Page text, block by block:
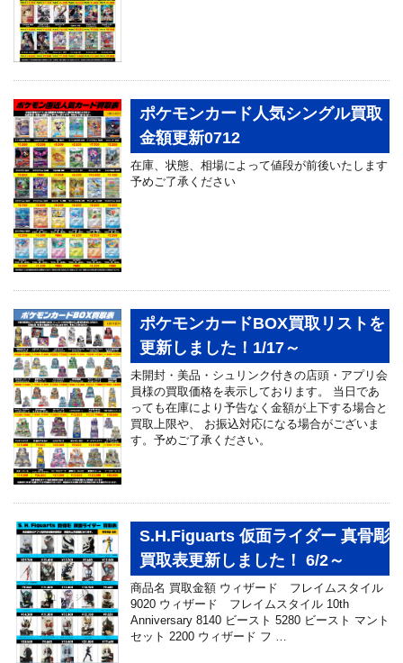
ポケモンカード人気シングル買取
金額更新0712
在庫、状態、相場によって値段が前後いたします
予めご了承ください
ポケモンカードBOX買取リストを
更新しました！1/17～
未開封・美品・シュリンク付きの店頭・アプリ会
員様の買取価格を表示しております。 当日であ
っても在庫により予告なく金額が上下する場合と
買取上限や、 お振込対応になる場合がございま
す。予めご了承ください。
S.H.Figuarts 仮面ライダー 真骨彫
買取表更新しました！ 6/2～
商品名 買取金額 ウィザード フレイムスタイル
9020 ウィザード フレイムスタイル 10th
Anniversary 8140 ビースト 5280 ビースト マント
セット 2200 ウィザード フ …